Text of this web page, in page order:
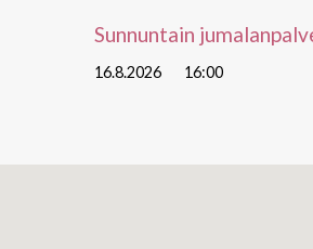
Sunnuntain
16.8.2026 16:00